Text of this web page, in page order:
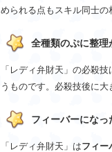
められる点もスキル同士の
全種類のぷに整理
「レディ弁財天」の必殺技
うものです。必殺技後に大
フィーバーにな
「レディ弁財天」はフィー